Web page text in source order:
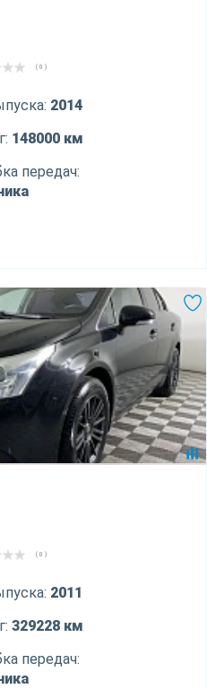
( 0 )
2014
148000 км
передач:
( 0 )
2011
329228 км
передач: